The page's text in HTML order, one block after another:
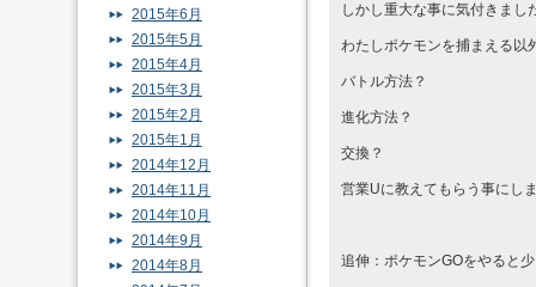
しかし重大な事に気付きまし
わたしポケモンを捕まえる以
バトル方法？
進化方法？
交換？
営業Uに教えてもらう事にし
追伸：ポケモンGOをやると
2015年6月
2015年5月
2015年4月
2015年3月
2015年2月
2015年1月
2014年12月
2014年11月
2014年10月
2014年9月
2014年8月